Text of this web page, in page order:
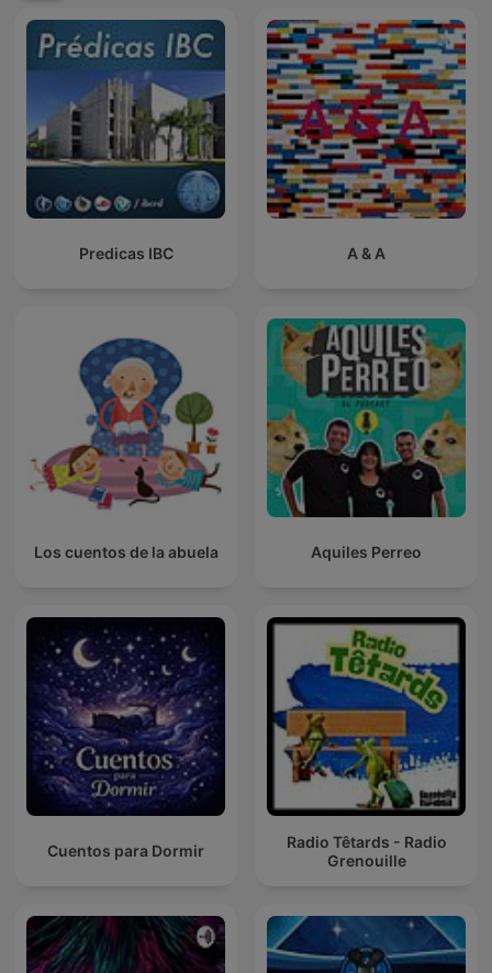
Predicas IBC A & A
Los cuentos de la abuela Aquiles Perreo
Cuentos para Dormir
Radio Têtards - Radio
Grenouille